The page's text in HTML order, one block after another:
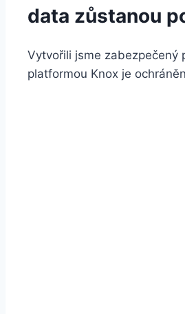
data zůstanou
Vytvořili jsme zabezpečený
platformou Knox je